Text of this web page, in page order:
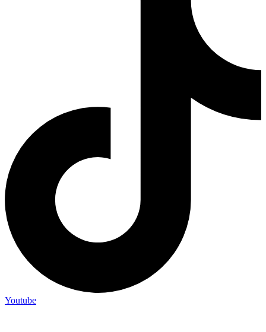
Youtube